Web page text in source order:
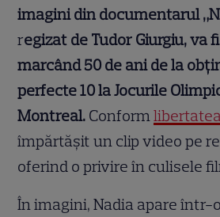
imagini din documentarul
regizat de Tudor Giurgiu, va
marcând 50 de ani de la
perfecte 10 la Jocurile
Montreal. Conform
împărtășit un clip video pe
oferind o privire în culisele
În imagini, Nadia apare într-